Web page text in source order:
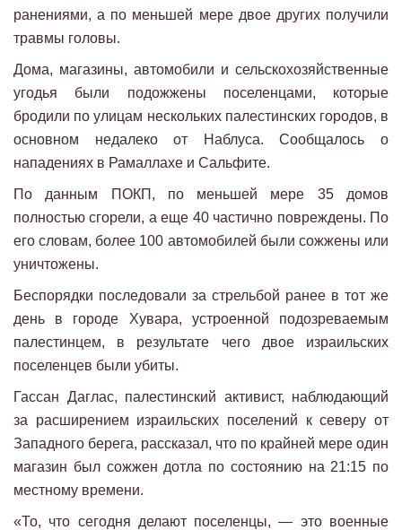
ранениями, а по меньшей мере двое других получили
травмы головы.
Дома, магазины, автомобили и сельскохозяйственные
угодья были подожжены поселенцами, которые
бродили по улицам нескольких палестинских городов, в
основном недалеко от Наблуса. Сообщалось о
нападениях в Рамаллахе и Сальфите.
По данным ПОКП, по меньшей мере 35 домов
полностью сгорели, а еще 40 частично повреждены. По
его словам, более 100 автомобилей были сожжены или
уничтожены.
Беспорядки последовали за стрельбой ранее в тот же
день в городе Хувара, устроенной подозреваемым
палестинцем, в результате чего двое израильских
поселенцев были убиты.
Гассан Даглас, палестинский активист, наблюдающий
за расширением израильских поселений к северу от
Западного берега, рассказал, что по крайней мере один
магазин был сожжен дотла по состоянию на 21:15 по
местному времени.
«То, что сегодня делают поселенцы, — это военные